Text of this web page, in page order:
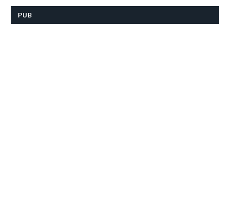
PUB